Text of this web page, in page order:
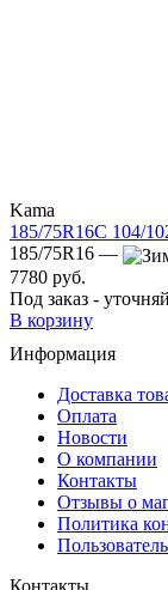
Kama
185/75R16C 104/
185/75R16 —
7780 руб.
Под заказ -
В корзину
Информация
Доставка
Оплата
Новости
О компании
Контакты
Отзывы о
Политика
Контакты